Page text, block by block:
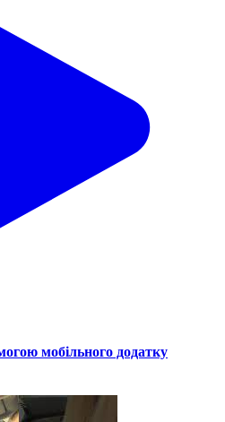
мобільного додатку